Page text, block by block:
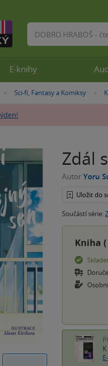
»
Sci-fi, Fantasy a Komiksy »
Zdál
Autor Yoru
Uložit do
Součástí série:
Kniha (
E-knihy
Vyhledávání